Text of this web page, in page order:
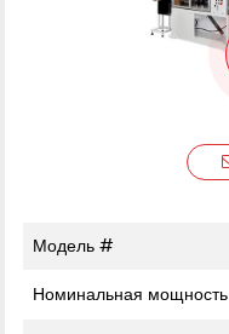
Модель #
Номинальная мощность